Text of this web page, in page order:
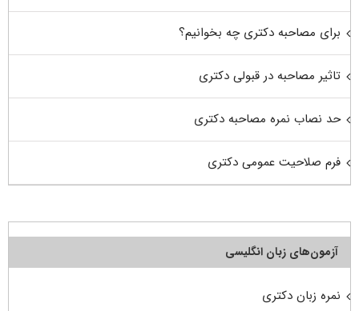
برای مصاحبه دکتری چه بخوانیم؟
تاثیر مصاحبه در قبولی دکتری
حد نصاب نمره مصاحبه دکتری
فرم صلاحیت عمومی دکتری
آزمون‌های زبان انگلیسی
نمره زبان دکتری